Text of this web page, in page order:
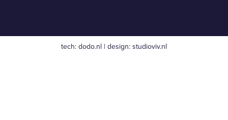
tech:dodo.nl | design:studioviv.nl